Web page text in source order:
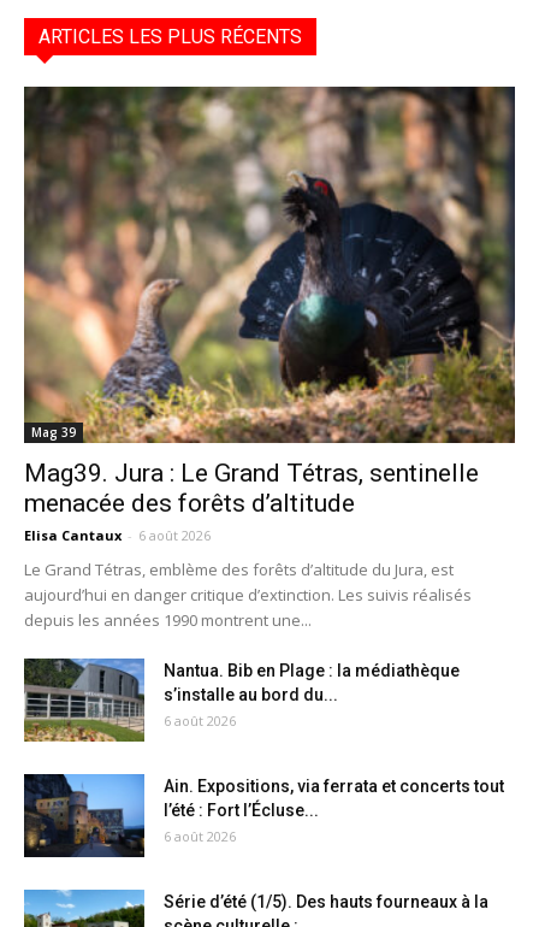
ARTICLES LES PLUS RÉCENTS
Mag 39
Mag39. Jura : Le Grand Tétras, sentinelle
menacée des forêts d’altitude
Elisa Cantaux - 6 août 2026
Le Grand Tétras, emblème des forêts d’altitude du Jura, est
aujourd’hui en danger critique d’extinction. Les suivis réalisés
depuis les années 1990 montrent une...
Nantua. Bib en Plage : la médiathèque
s’installe au bord du...
6 août 2026
Ain. Expositions, via ferrata et concerts tout
l’été : Fort l’Écluse...
6 août 2026
Série d’été (1/5). Des hauts fourneaux à la